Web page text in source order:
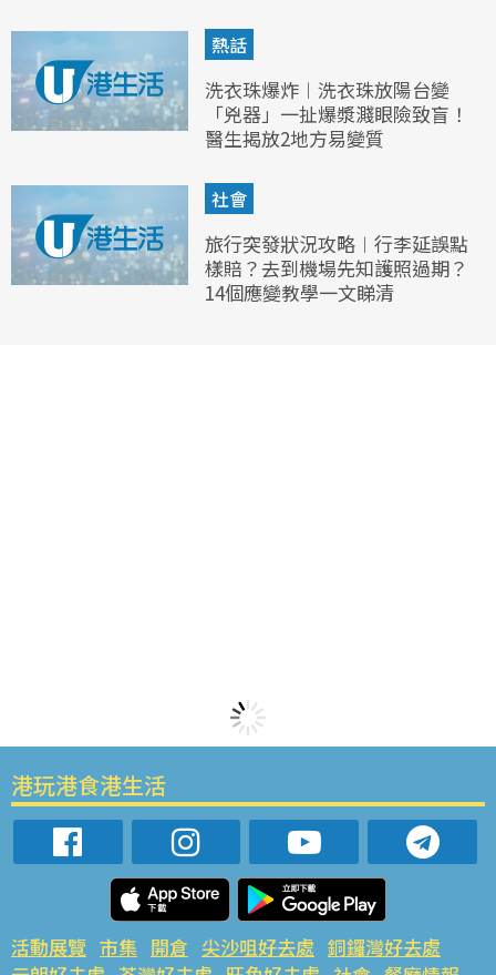
熱話
洗衣珠爆炸︱洗衣珠放陽台變
「兇器」一扯爆漿濺眼險致盲！
醫生揭放2地方易變質
社會
旅行突發狀況攻略︱行李延誤點
樣賠？去到機場先知護照過期？
14個應變教學一文睇清
港玩港食港生活
活動展覽 市集 開倉 尖沙咀好去處 銅鑼灣好去處